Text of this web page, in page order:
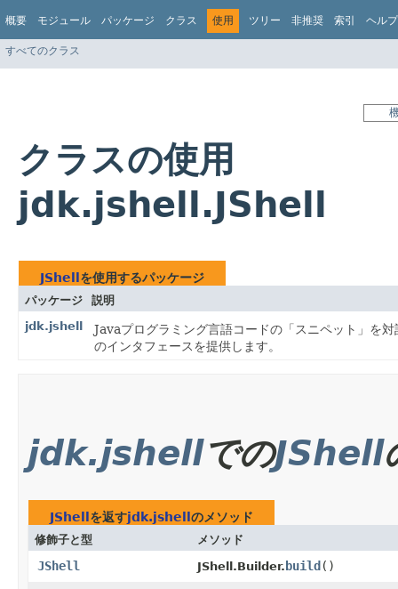
概要 モジュール パッケージ クラス 使用 ツリー 非推奨 索引 ヘルプ
すべてのクラス
クラスの使用
jdk.jshell.JShell
JShell を使用するパッケージ
パッケージ
説明
jdk.jshell
Javaプログラミング言語コードの「スニペット」を
のインタフェースを提供します。
jdk.jshellでのJShell
JShell を返すjdk.jshell のメソッド
修飾子と型 メソッド
JShell JShell.Builder. build ()